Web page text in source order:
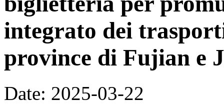
integrato dei
province di Fujian e
Date: 2025-03-22